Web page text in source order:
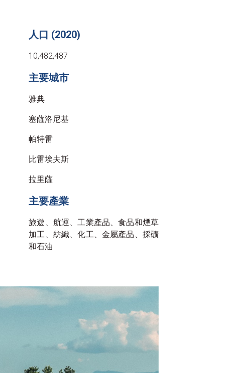
人口 (2020)
10,482,487
主要城市
雅典
塞薩洛尼基
帕特雷
比雷埃夫斯
拉里薩
主要產業
旅遊、航運、工業產品、食品和煙草
加工、紡織、化工、金屬產品、採礦
和石油